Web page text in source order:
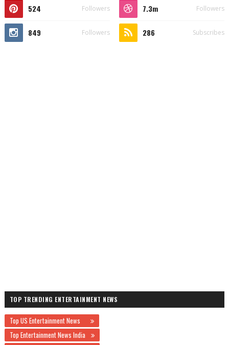
524 Followers 7.3m Followers
849 Followers 286 Subscribes
TOP TRENDING ENTERTAINMENT NEWS
Top US Entertainment News
Top Entertainment News India